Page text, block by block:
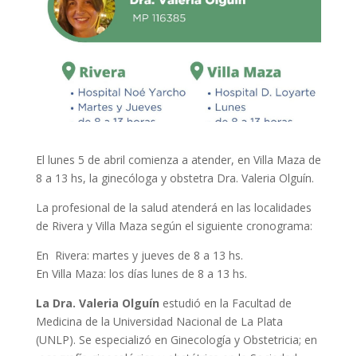
El lunes 5 de abril comienza a atender, en Villa Maza de
8 a 13 hs, la ginecóloga y obstetra Dra. Valeria Olguín.
La profesional de la salud atenderá en las localidades
de Rivera y Villa Maza según el siguiente cronograma:
En Rivera: martes y jueves de 8 a 13 hs.
En Villa Maza: los días lunes de 8 a 13 hs.
La Dra. Valeria Olguín estudió en la Facultad de
Medicina de la Universidad Nacional de La Plata
(UNLP). Se especializó en Ginecología y Obstetricia; en